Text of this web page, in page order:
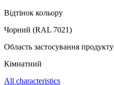
Відтінок кольору
Чорний (RAL 7021)
Область застосування продукту
Кімнатний
All characteristics